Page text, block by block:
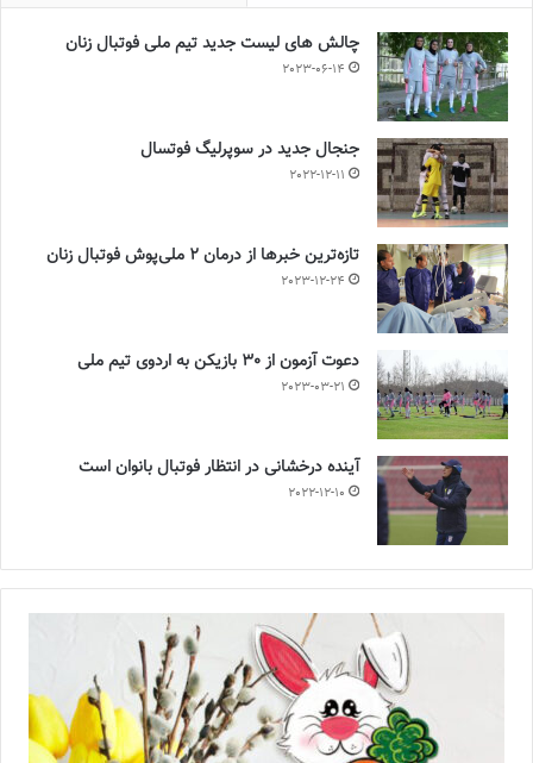
چالش هاى ليست جدید تيم ملى فوتبال زنان
2023-06-14
جنجال جدید در سوپرلیگ فوتسال
2022-12-11
تازه‌ترین خبرها از درمان ۲ ملی‌پوش فوتبال زنان
2023-12-24
دعوت آزمون از 30 بازیکن به اردوی تیم ملی
2023-03-21
آینده درخشانی در انتظار فوتبال بانوان است
2022-12-10